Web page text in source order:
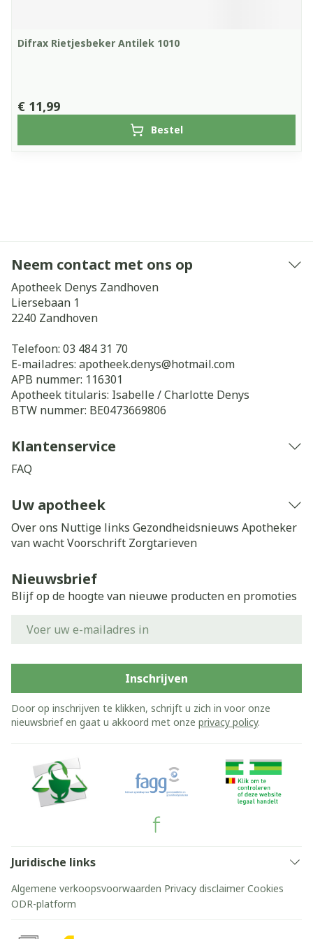
Difrax Rietjesbeker Antilek 1010
€ 11,99
Bestel
Neem contact met ons op
Apotheek Denys Zandhoven
Liersebaan 1
2240 Zandhoven
Telefoon: 03 484 31 70
E-mailadres: apotheek.denys@hotmail.com
APB nummer: 116301
Apotheek titularis: Isabelle / Charlotte Denys
BTW nummer: BE0473669806
Klantenservice
FAQ
Uw apotheek
Over ons Nuttige links Gezondheidsnieuws Apotheker
van wachtVoorschrift Zorgtarieven
Nieuwsbrief
Blijf op de hoogte van nieuwe producten en promoties
Inschrijven
Door op inschrijven te klikken, schrijft u zich in voor onze
nieuwsbrief en gaat u akkoord met onze privacy policy.
Juridische links
Algemene verkoopsvoorwaarden Privacy disclaimer Cookies
ODR-platform